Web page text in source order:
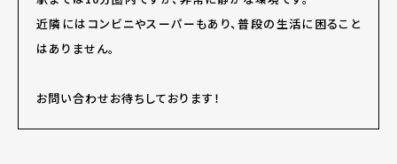
近隣にはコンビニやスーパーもあり、普段の生活に困ること
はありません。
お問い合わせお待ちしております！